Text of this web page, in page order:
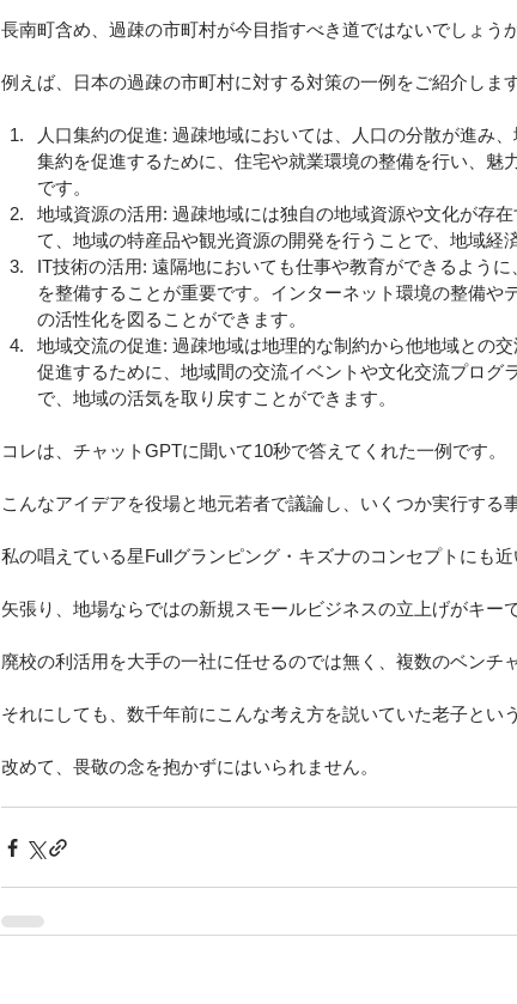
長南町含め、過疎の市町村が今目指すべき道ではないでしょうか
例えば、日本の過疎の市町村に対する対策の一例をご紹介します
人口集約の促進: 過疎地域においては、人口の分散が進み
集約を促進するために、住宅や就業環境の整備を行い、魅
です。
地域資源の活用: 過疎地域には独自の地域資源や文化が存
て、地域の特産品や観光資源の開発を行うことで、地域経
IT技術の活用: 遠隔地においても仕事や教育ができるよう
を整備することが重要です。インターネット環境の整備や
の活性化を図ることができます。
地域交流の促進: 過疎地域は地理的な制約から他地域との
促進するために、地域間の交流イベントや文化交流プログ
で、地域の活気を取り戻すことができます。
コレは、チャットGPTに聞いて10秒で答えてくれた一例です。
こんなアイデアを役場と地元若者で議論し、いくつか実行する
私の唱えている星Fullグランピング・キズナのコンセプトにも近
矢張り、地場ならではの新規スモールビジネスの立上げがキーで
廃校の利活用を大手の一社に任せるのでは無く、複数のベンチ
それにしても、数千年前にこんな考え方を説いていた老子とい
改めて、畏敬の念を抱かずにはいられません。